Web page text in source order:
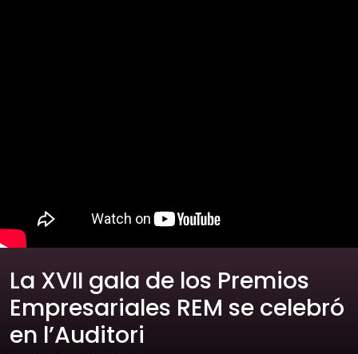
La XVII gala de los Premios
Empresariales REM se celebró
en l’Auditori